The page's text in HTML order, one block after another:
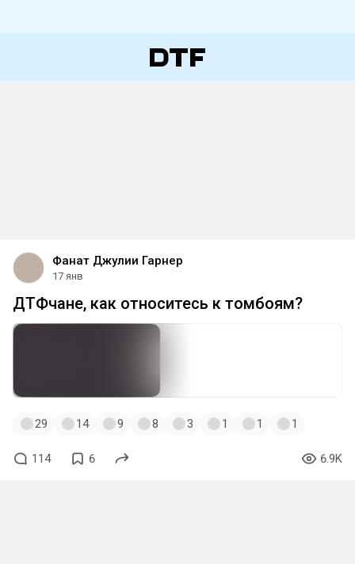
Фанат Джулии Гарнер
17 янв
ДТФчане, как относитесь к томбоям?
29 14 9 8 3 1 1 1
114 6 6.9K